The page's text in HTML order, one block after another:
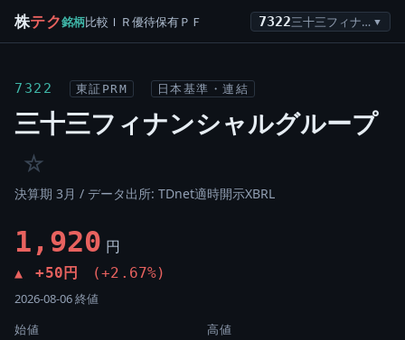
株テク銘柄比較 ＩＲ優待保有ＰＦ 7322 三十三フィナンシャルグループ ▼
7322 東証PRM 日本基準・連結
三十三フィナンシャルグループ
☆
決算期 3月 / データ出所: TDnet適時開示XBRL
1,920 円
▲ +50円 (+2.67%)
2026-08-06 終値
始値
高値